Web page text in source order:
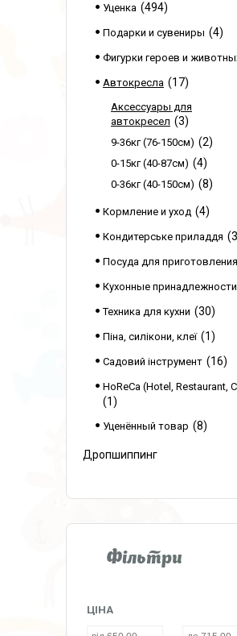
Уценка 494
Подарки и сувениры 4
Фигурки героев и
Автокресла 17
Аксессуары для
автокресел
3
9-36кг (76-150см) 2
0-15кг (40-87см) 4
0-36кг (40-150см) 8
Кормление и уход 4
Кондитерське приладдя 3
Посуда для приготовления
Кухонные принадлежности
Техника для кухни 30
Піна, силікони, клеї 1
Садовий інструмент 16
HoReCa (Hotel, Restaurant,
1
Уценённый товар 8
Дропшиппинг
Фільтри
ЦІНА